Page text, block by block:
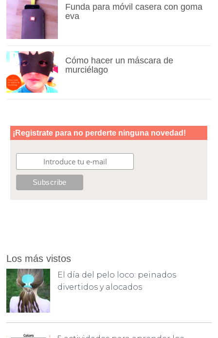
Funda para móvil casera con goma
eva
Cómo hacer un máscara de
murciélago
Los más vistos
El día del pelo loco: peinados
divertidos y alocados